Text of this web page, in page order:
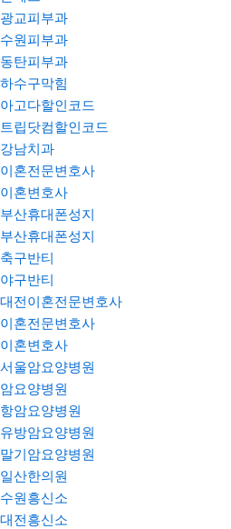
광교피부과
수원피부과
동탄피부과
하수구막힘
아고다할인코드
트립닷컴할인코드
강남치과
이혼전문변호사
이혼변호사
부산휴대폰성지
부산휴대폰성지
축구반티
야구반티
대전이혼전문변호사
이혼전문변호사
이혼변호사
서울암요양병원
암요양병원
항암요양병원
유방암요양병원
말기암요양병원
일산한의원
수원흥신소
대전흥신소